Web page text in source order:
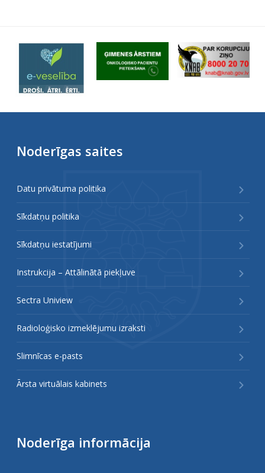
Noderīgas saites
Datu privātuma politika
Sīkdatņu politika
Sīkdatņu iestatījumi
Instrukcija – Attālinātā piekļuve
Sectra Uniview
Radioloģisko izmeklējumu izraksti
Slimnīcas e-pasts
Ārsta virtuālais kabinets
Noderīga informācija